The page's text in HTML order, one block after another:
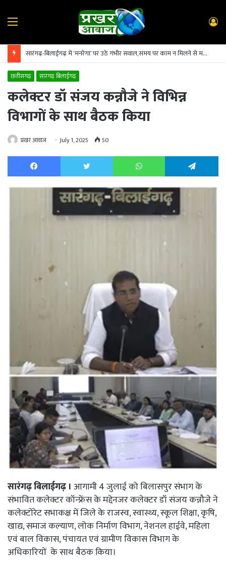
Menu
सारंगढ़-बिलाईगढ़ में ‘मनरेगा’ पर उठे गंभीर सवाल,समय पर काम न मिलने से मजदूर पलायन को मजबूर,लेबर ठेकेदारों के लिए बना ‘अनुकूल माहौल’
छत्तीसगढ़ सारंगढ़ बिलाईगढ़
कलेक्टर डॉ संजय कन्नौजे ने विभिन्न
विभागों के साथ बैठक किया
प्रखर आवाज July 1, 2025 50
Facebook Twitter WhatsApp
सारंगढ़ बिलाईगढ़ । आगामी 4 जुलाई को बिलासपुर संभाग के
संभावित कलेक्टर कॉन्फ्रेंस के मद्देनजर कलेक्टर डॉ संजय कन्नौजे ने
कलेक्टोरेट सभाकक्ष में जिले के राजस्व, स्वास्थ्य, स्कूल शिक्षा, कृषि,
खाद्य, समाज कल्याण, लोक निर्माण विभाग, नेशनल हाईवे, महिला
एवं बाल विकास, पंचायत एवं ग्रामीण विकास विभाग के
अधिकारियों के साथ बैठक किया।